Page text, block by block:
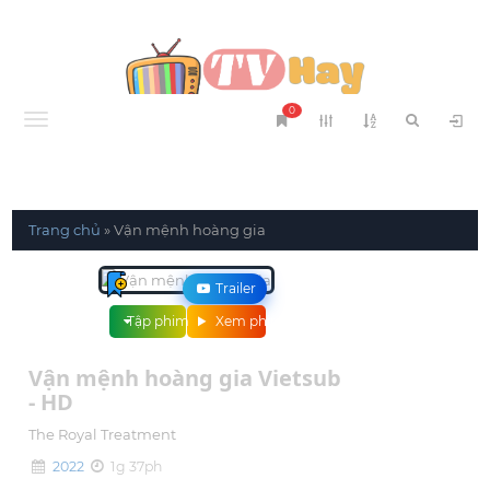
Menu
0
Trang chủ »Vận mệnh hoàng gia
Trailer
Xem phim
Tập phim
Vận mệnh hoàng gia Vietsub
- HD
The Royal Treatment
2022
1g 37ph